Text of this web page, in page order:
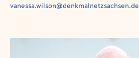
vanessa.wilson@denkmalnetzsachsen.de